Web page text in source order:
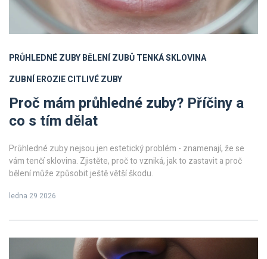
PRŮHLEDNÉ ZUBYBĚLENÍ ZUBŮTENKÁ SKLOVINA
ZUBNÍ EROZIECITLIVÉ ZUBY
Proč mám průhledné zuby? Příčiny a
co s tím dělat
Průhledné zuby nejsou jen estetický problém - znamenají, že se
vám tenčí sklovina. Zjistěte, proč to vzniká, jak to zastavit a proč
bělení může způsobit ještě větší škodu.
ledna 29 2026